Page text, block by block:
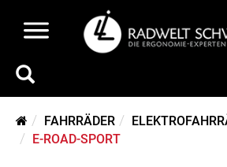
FAHRRÄDER
E-ROAD-SPORT